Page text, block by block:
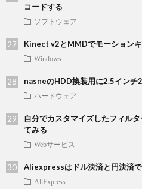
コードする
ソフトウェア
Kinect v2とMMDでモーション
Windows
nasneのHDD換装用に2.5インチ
ハードウェア
自分でカスタマイズしたフィル
てみる
Webサービス
Aliexpressはドル決済と円決済
AliExpress